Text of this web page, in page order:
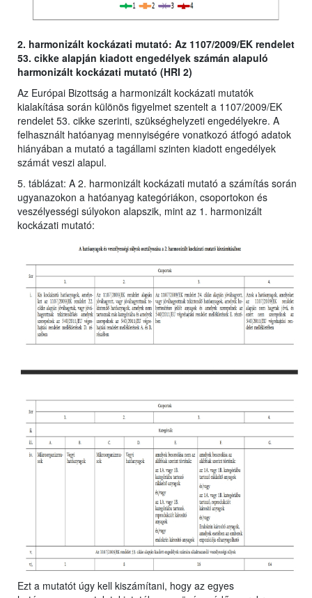
2. harmonizált kockázati mutató: Az 1107/2009/EK rendelet
53. cikke alapján kiadott engedélyek számán alapuló
harmonizált kockázati mutató (HRI 2)
Az Európai Bizottság a harmonizált kockázati mutatók
kialakítása során különös figyelmet szentelt a 1107/2009/EK
rendelet 53. cikke szerinti, szükséghelyzeti engedélyekre. A
felhasznált hatóanyag mennyiségére vonatkozó átfogó adatok
hiányában a mutató a tagállami szinten kiadott engedélyek
számát veszi alapul.
5. táblázat: A 2. harmonizált kockázati mutató a számítás során
ugyanazokon a hatóanyag kategóriákon, csoportokon és
veszélyességi súlyokon alapszik, mint az 1. harmonizált
kockázati mutató:
Ezt a mutatót úgy kell kiszámítani, hogy az egyes